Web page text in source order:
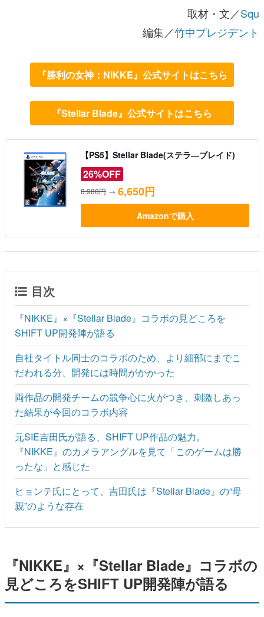
取材・文／Squ
編集／竹中プレジデント
『勝利の女神：NIKKE』公式サイトはこちら
『Stellar Blade』公式サイトはこちら
【PS5】Stellar Blade(ステラ―ブレイド)
26%OFF
8,980円 → 6,650円
Amazonで購入
目次
『NIKKE』×『Stellar Blade』コラボの見どころを
SHIFT UP開発陣が語る
自社タイトル同士のコラボのため、より細部にまでこ
だわれる分、開発には時間がかかった
両作品の開発チームの競争心に火がつき、刺激しあっ
た結果が今回のコラボ内容
元SIE吉田氏が語る、SHIFT UP作品の魅力。
『NIKKE』のカメラアングルを見て「このゲームは勝
ったな」と感じた
ヒョンテ氏にとって、吉田氏は『Stellar Blade』の“母
親”のような存在
『NIKKE』×『Stellar Blade』コラボの
見どころをSHIFT UP開発陣が語る